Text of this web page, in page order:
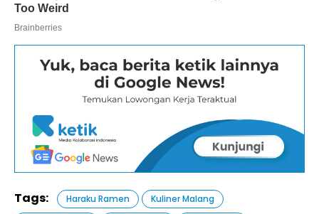
Tags: Haraku Ramen
Kuliner Malang